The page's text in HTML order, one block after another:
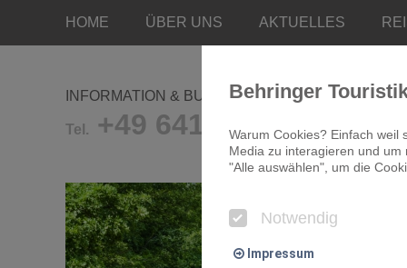
HOME ÜBER UNS AKTUELLES
INFORMATION & BUCHUNG
Tel. +49 641/9681-0
Behringer
Warum Cookies? Einfach
Media zu interagieren und
"Alle auswählen", um die
Notwendig
Impressum